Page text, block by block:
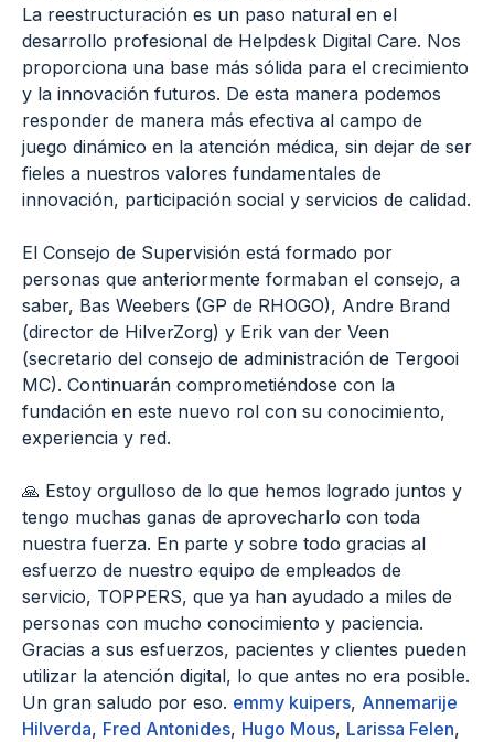
La reestructuración es un paso natural en el
desarrollo profesional de Helpdesk Digital Care. Nos
proporciona una base más sólida para el crecimiento
y la innovación futuros. De esta manera podemos
responder de manera más efectiva al campo de
juego dinámico en la atención médica, sin dejar de ser
fieles a nuestros valores fundamentales de
innovación, participación social y servicios de calidad.
El Consejo de Supervisión está formado por
personas que anteriormente formaban el consejo, a
saber, Bas Weebers (GP de RHOGO), Andre Brand
(director de HilverZorg) y Erik van der Veen
(secretario del consejo de administración de Tergooi
MC). Continuarán comprometiéndose con la
fundación en este nuevo rol con su conocimiento,
experiencia y red.
🙏 Estoy orgulloso de lo que hemos logrado juntos y
tengo muchas ganas de aprovecharlo con toda
nuestra fuerza. En parte y sobre todo gracias al
esfuerzo de nuestro equipo de empleados de
servicio, TOPPERS, que ya han ayudado a miles de
personas con mucho conocimiento y paciencia.
Gracias a sus esfuerzos, pacientes y clientes pueden
utilizar la atención digital, lo que antes no era posible.
Un gran saludo por eso. emmy kuipers, Annemarije
Hilverda, Fred Antonides, Hugo Mous, Larissa Felen,